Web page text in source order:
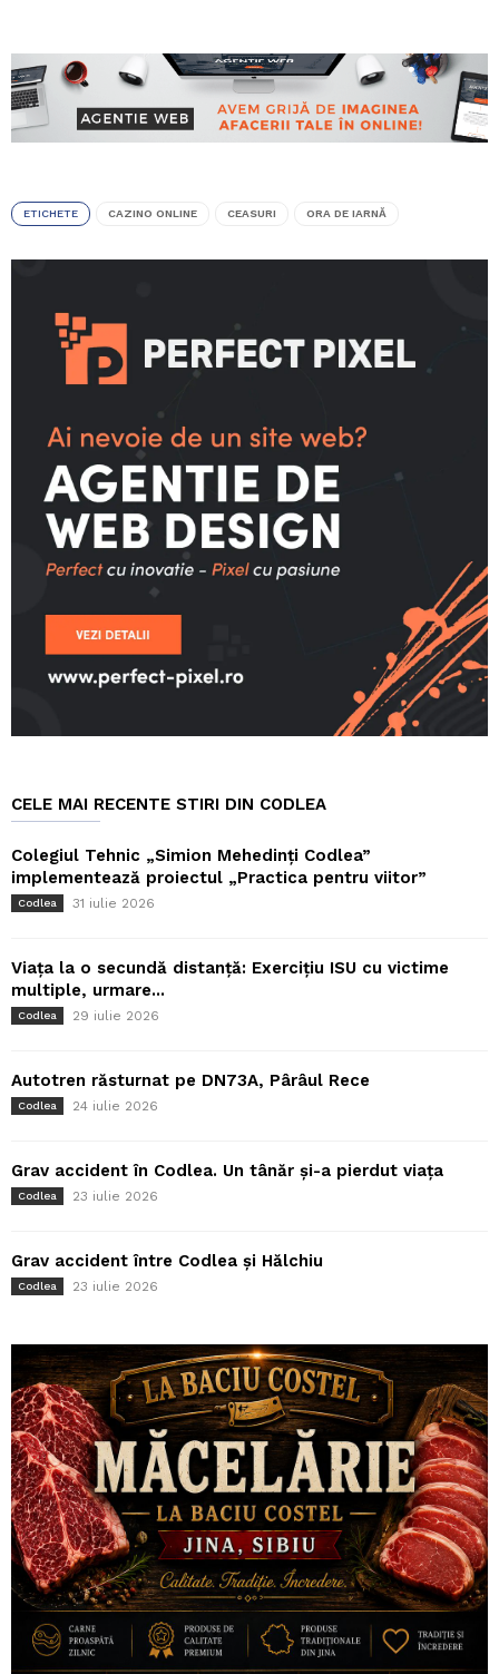
ETICHETE CAZINO ONLINE CEASURI ORA DE IARNĂ
CELE MAI RECENTE STIRI DIN CODLEA
Colegiul Tehnic „Simion Mehedinți Codlea”
implementează proiectul „Practica pentru viitor”
Codlea 31 iulie 2026
Viața la o secundă distanță: Exercițiu ISU cu victime
multiple, urmare...
Codlea 29 iulie 2026
Autotren răsturnat pe DN73A, Pârâul Rece
Codlea 24 iulie 2026
Grav accident în Codlea. Un tânăr și-a pierdut viața
Codlea 23 iulie 2026
Grav accident între Codlea și Hălchiu
Codlea 23 iulie 2026